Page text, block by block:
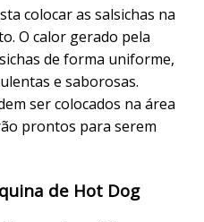
colocar as salsichas na
O calor gerado pela
de forma uniforme,
e saborosas.
ser colocados na área
prontos para serem
de Hot Dog